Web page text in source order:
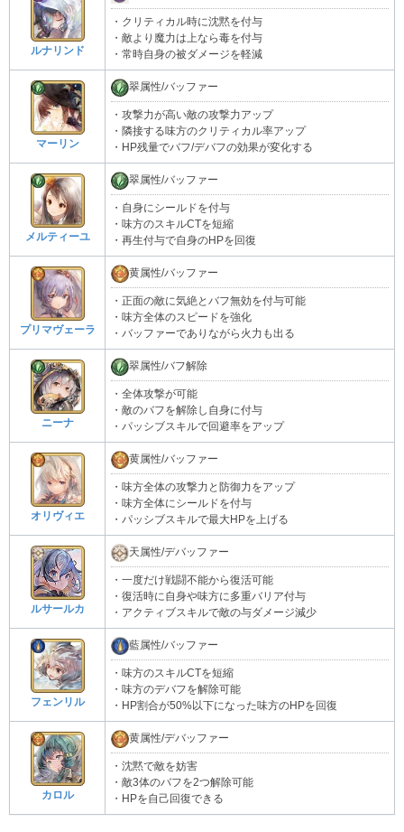
ルナリンド
・クリティカル時に沈黙を付与
・敵より魔力は上なら毒を付与
・常時自身の被ダメージを軽減
マーリン
翠属性/バッファー
・攻撃力が高い敵の攻撃力アップ
・隣接する味方のクリティカル率アップ
・HP残量でバフ/デバフの効果が変化する
メルティーユ
翠属性/バッファー
・自身にシールドを付与
・味方のスキルCTを短縮
・再生付与で自身のHPを回復
プリマヴェーラ
黄属性/バッファー
・正面の敵に気絶とバフ無効を付与可能
・味方全体のスピードを強化
・バッファーでありながら火力も出る
ニーナ
翠属性/バフ解除
・全体攻撃が可能
・敵のバフを解除し自身に付与
・パッシブスキルで回避率をアップ
オリヴィエ
黄属性/バッファー
・味方全体の攻撃力と防御力をアップ
・味方全体にシールドを付与
・パッシブスキルで最大HPを上げる
ルサールカ
天属性/デバッファー
・一度だけ戦闘不能から復活可能
・復活時に自身や味方に多重バリア付与
・アクティブスキルで敵の与ダメージ減少
フェンリル
藍属性/バッファー
・味方のスキルCTを短縮
・味方のデバフを解除可能
・HP割合が50%以下になった味方のHPを回復
カロル
黄属性/デバッファー
・沈黙で敵を妨害
・敵3体のバフを2つ解除可能
・HPを自己回復できる